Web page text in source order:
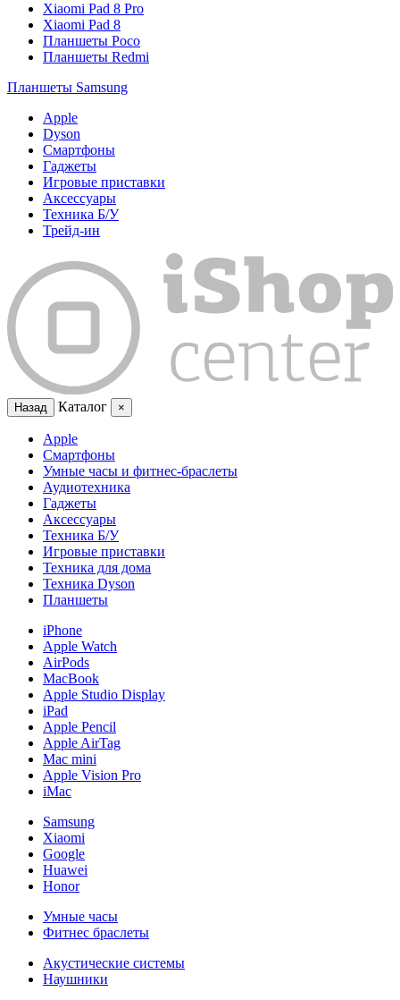
Xiaomi Pad 8 Pro
Xiaomi Pad 8
Планшеты Poco
Планшеты Redmi
Планшеты Samsung
Apple
Dyson
Смартфоны
Гаджеты
Игровые приставки
Аксессуары
Техника Б/У
Трейд-ин
Назад Каталог ×
Apple
Смартфоны
Умные часы и фитнес-браслеты
Аудиотехника
Гаджеты
Аксессуары
Техника Б/У
Игровые приставки
Техника для дома
Техника Dyson
Планшеты
iPhone
Apple Watch
AirPods
MacBook
Apple Studio Display
iPad
Apple Pencil
Apple AirTag
Mac mini
Apple Vision Pro
iMac
Samsung
Xiaomi
Google
Huawei
Honor
Умные часы
Фитнес браслеты
Акустические системы
Наушники